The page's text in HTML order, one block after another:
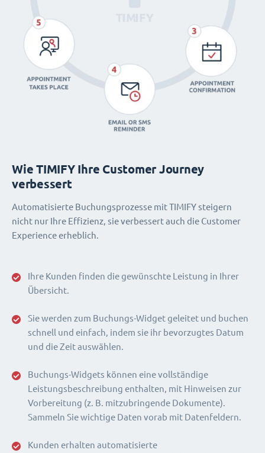
Ihre Kunden finden die gewünschte Leistung in Ihrer
Übersicht.
Sie werden zum Buchungs-Widget geleitet und buchen
schnell und einfach, indem sie ihr bevorzugtes Datum
und die Zeit auswählen.
Buchungs-Widgets können eine vollständige
Leistungsbeschreibung enthalten, mit Hinweisen zur
Vorbereitung (z. B. mitzubringende Dokumente).
Sammeln Sie wichtige Daten vorab mit Datenfeldern.
Kunden erhalten automatisierte
Wie TIMIFY Ihre Customer Journey
verbessert
Automatisierte Buchungsprozesse mit TIMIFY steigern
nicht nur Ihre Effizienz, sie verbessert auch die Customer
Experience erheblich.